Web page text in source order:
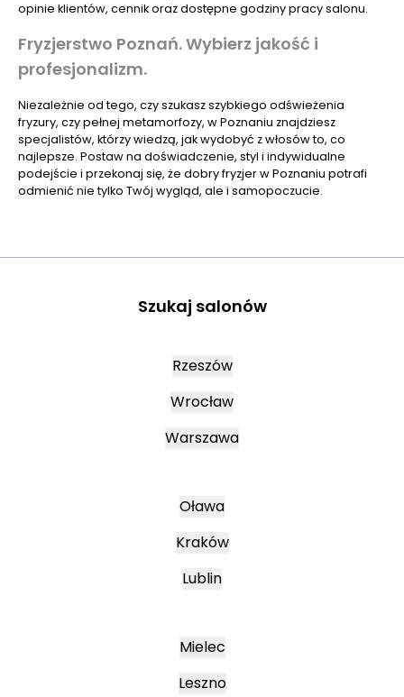
opinie klientów, cennik oraz dostępne godziny pracy salonu.
Fryzjerstwo Poznań. Wybierz jakość i
profesjonalizm.
Niezależnie od tego, czy szukasz szybkiego odświeżenia
fryzury, czy pełnej metamorfozy, w Poznaniu znajdziesz
specjalistów, którzy wiedzą, jak wydobyć z włosów to, co
najlepsze. Postaw na doświadczenie, styl i indywidualne
podejście i przekonaj się, że dobry fryzjer w Poznaniu potrafi
odmienić nie tylko Twój wygląd, ale i samopoczucie.
Szukaj salonów
Rzeszów
Wrocław
Warszawa
Oława
Kraków
Lublin
Mielec
Leszno